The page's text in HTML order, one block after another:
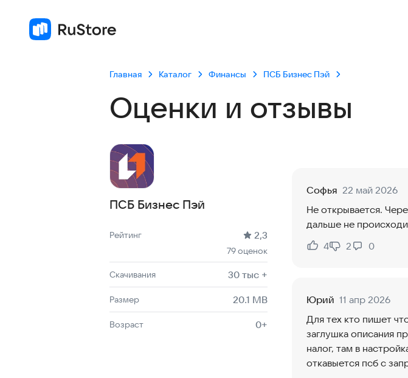
Главная Каталог Финансы ПСБ Бизнес Пэй
Оценки и отзывы
ПСБ Бизнес Пэй
Рейтинг: 2,3, 79 оценок
Скачиваний: 30 тыс +
Размер файла: 20.1 MB
Возрастное ограничение: 20.1 MB
Рейтинг 2,3
79 оценок
Скачивания 30 тыс +
Размер 20.1 MB
Возраст 0+
Софья 22 май 2026
Не открывается.
дальше не
Нравится:
4
Не нравится:
2 0
Юрий 11 апр 2026
Для тех кто пишет
заглушка описания
налог, там в
откавыется псб с